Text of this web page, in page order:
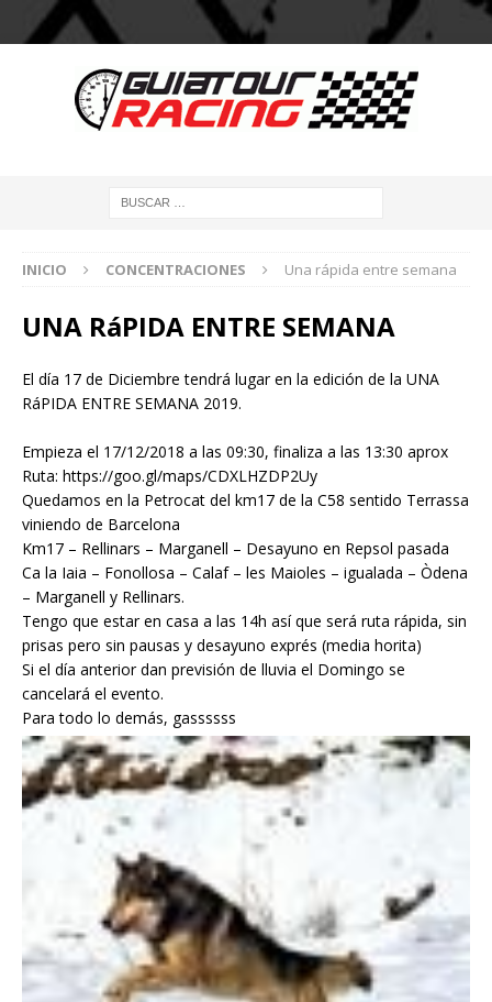
INICIO CONCENTRACIONES Una rápida entre semana
UNA RáPIDA ENTRE SEMANA
El día 17 de Diciembre tendrá lugar en la edición de la UNA
RáPIDA ENTRE SEMANA 2019.
Empieza el 17/12/2018 a las 09:30, finaliza a las 13:30 aprox
Ruta: https://goo.gl/maps/CDXLHZDP2Uy
Quedamos en la Petrocat del km17 de la C58 sentido Terrassa
viniendo de Barcelona
Km17 – Rellinars – Marganell – Desayuno en Repsol pasada
Ca la Iaia – Fonollosa – Calaf – les Maioles – igualada – Òdena
– Marganell y Rellinars.
Tengo que estar en casa a las 14h así que será ruta rápida, sin
prisas pero sin pausas y desayuno exprés (media horita)
Si el día anterior dan previsión de lluvia el Domingo se
cancelará el evento.
Para todo lo demás, gassssss